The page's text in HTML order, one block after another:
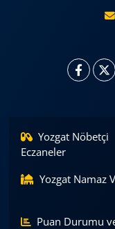
Yozgat Nöbetçi
Eczaneler
Yozgat Namaz
Puan Durumu